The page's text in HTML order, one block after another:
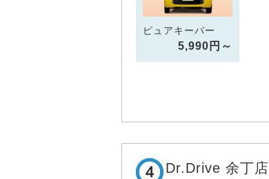
ピュアキーパー
5,990円～
Dr.Drive 余丁店